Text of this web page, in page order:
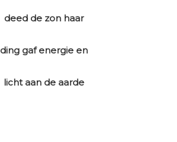
deed de zon haar
ding gaf energie en
licht aan de aarde